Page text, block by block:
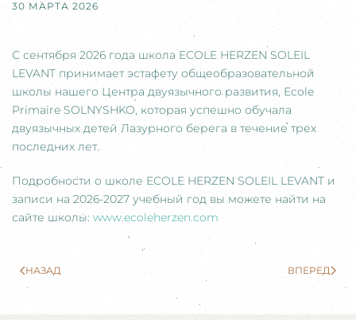
30 МАРТА 2026
С сентября 2026 года школа ECOLE HERZEN SOLEIL
LEVANT принимает эстафету общеобразовательной
школы нашего Центра двуязычного развития, Ecole
Primaire SOLNYSHKO, которая успешно обучала
двуязычных детей Лазурного берега в течение трех
последних лет.
Подробности о школе ECOLE HERZEN SOLEIL LEVANT и
записи на 2026-2027 учебный год вы можете найти на
сайте школы: www.ecoleherzen.com
НАЗАД ВПЕРЕД